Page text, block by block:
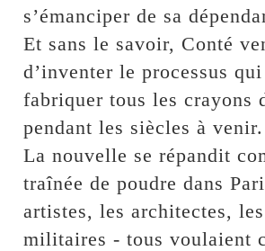
s’émanciper de sa
Et sans le savoir, Conté
d’inventer le processus
fabriquer tous les crayons
pendant les siècles à venir.
La nouvelle se répandit
traînée de poudre dans
artistes, les architectes,
militaires - tous voulaient